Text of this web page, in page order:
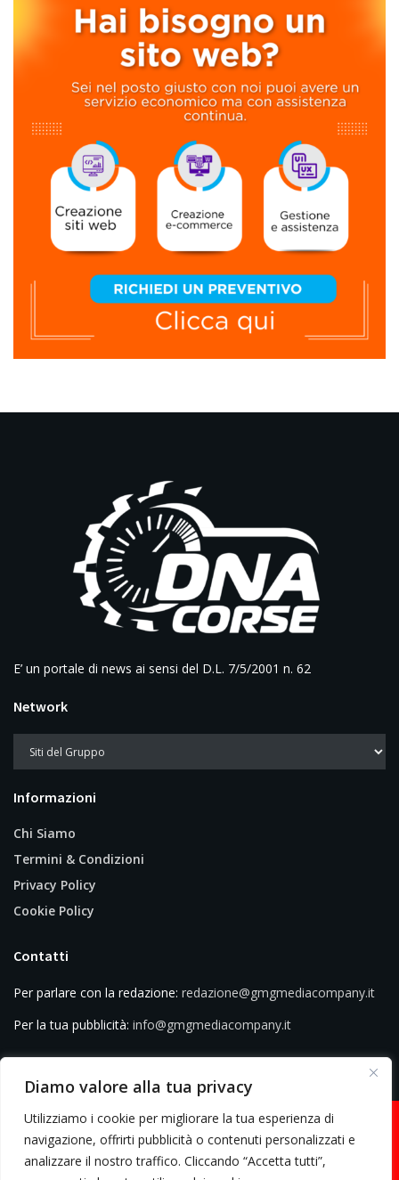
Diamo valore alla tua privacy
Utilizziamo i cookie per migliorare la tua esperienza di
navigazione, offrirti pubblicità o contenuti personalizzati e
analizzare il nostro traffico. Cliccando “Accetta tutti”,
E’ un portale di news ai sensi del D.L. 7/5/2001 n. 62
Network
Informazioni
Chi Siamo
Termini & Condizioni
Privacy Policy
Cookie Policy
Contatti
Per parlare con la redazione: redazione@gmgmediacompany.it
Per la tua pubblicità: info@gmgmediacompany.it
© 2026 GMG Media Company Di Mossutti Gianluca | Sede legale: Corso